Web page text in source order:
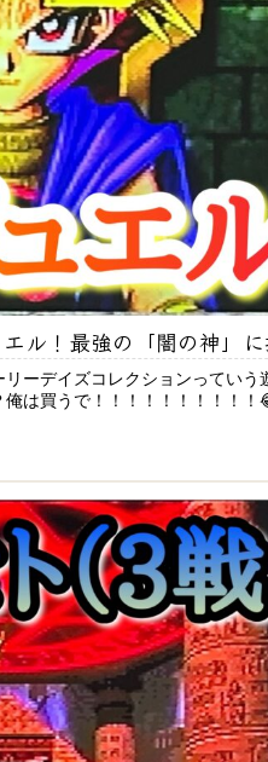
ル！最強の「闇の神」に
ーデイズコレクションっていう
は買うで！！！！！！！！！！